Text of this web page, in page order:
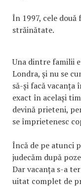
În 1997, cele două
străinătate.
Una dintre familii
Londra, și nu se
să-și facă vacanța
exact în același
devină prieteni,
se împrietenesc
Încă de pe atunci
judecăm după
Dar vacanța s-a
uitat complet de